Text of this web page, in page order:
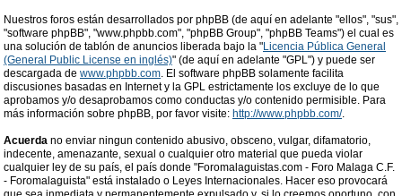
Nuestros foros están desarrollados por phpBB (de aquí en adelante "ellos", "sus",
"software phpBB", "www.phpbb.com", "phpBB Group", "phpBB Teams") el cual es
una solución de tablón de anuncios liberada bajo la "Licencia Pública General
(General Public License en inglés)" (de aquí en adelante "GPL") y puede ser
descargada de www.phpbb.com. El software phpBB solamente facilita
discusiones basadas en Internet y la GPL estrictamente los excluye de lo que
aprobamos y/o desaprobamos como conductas y/o contenido permisible. Para
más información sobre phpBB, por favor visite: http://www.phpbb.com/.
Acuerda no enviar ningun contenido abusivo, obsceno, vulgar, difamatorio,
indecente, amenazante, sexual o cualquier otro material que pueda violar
cualquier ley de su país, el país donde "Foromalaguistas.com - Foro Malaga C.F.
- Foromalaguista" está instalado o Leyes Internacionales. Hacer eso provocará